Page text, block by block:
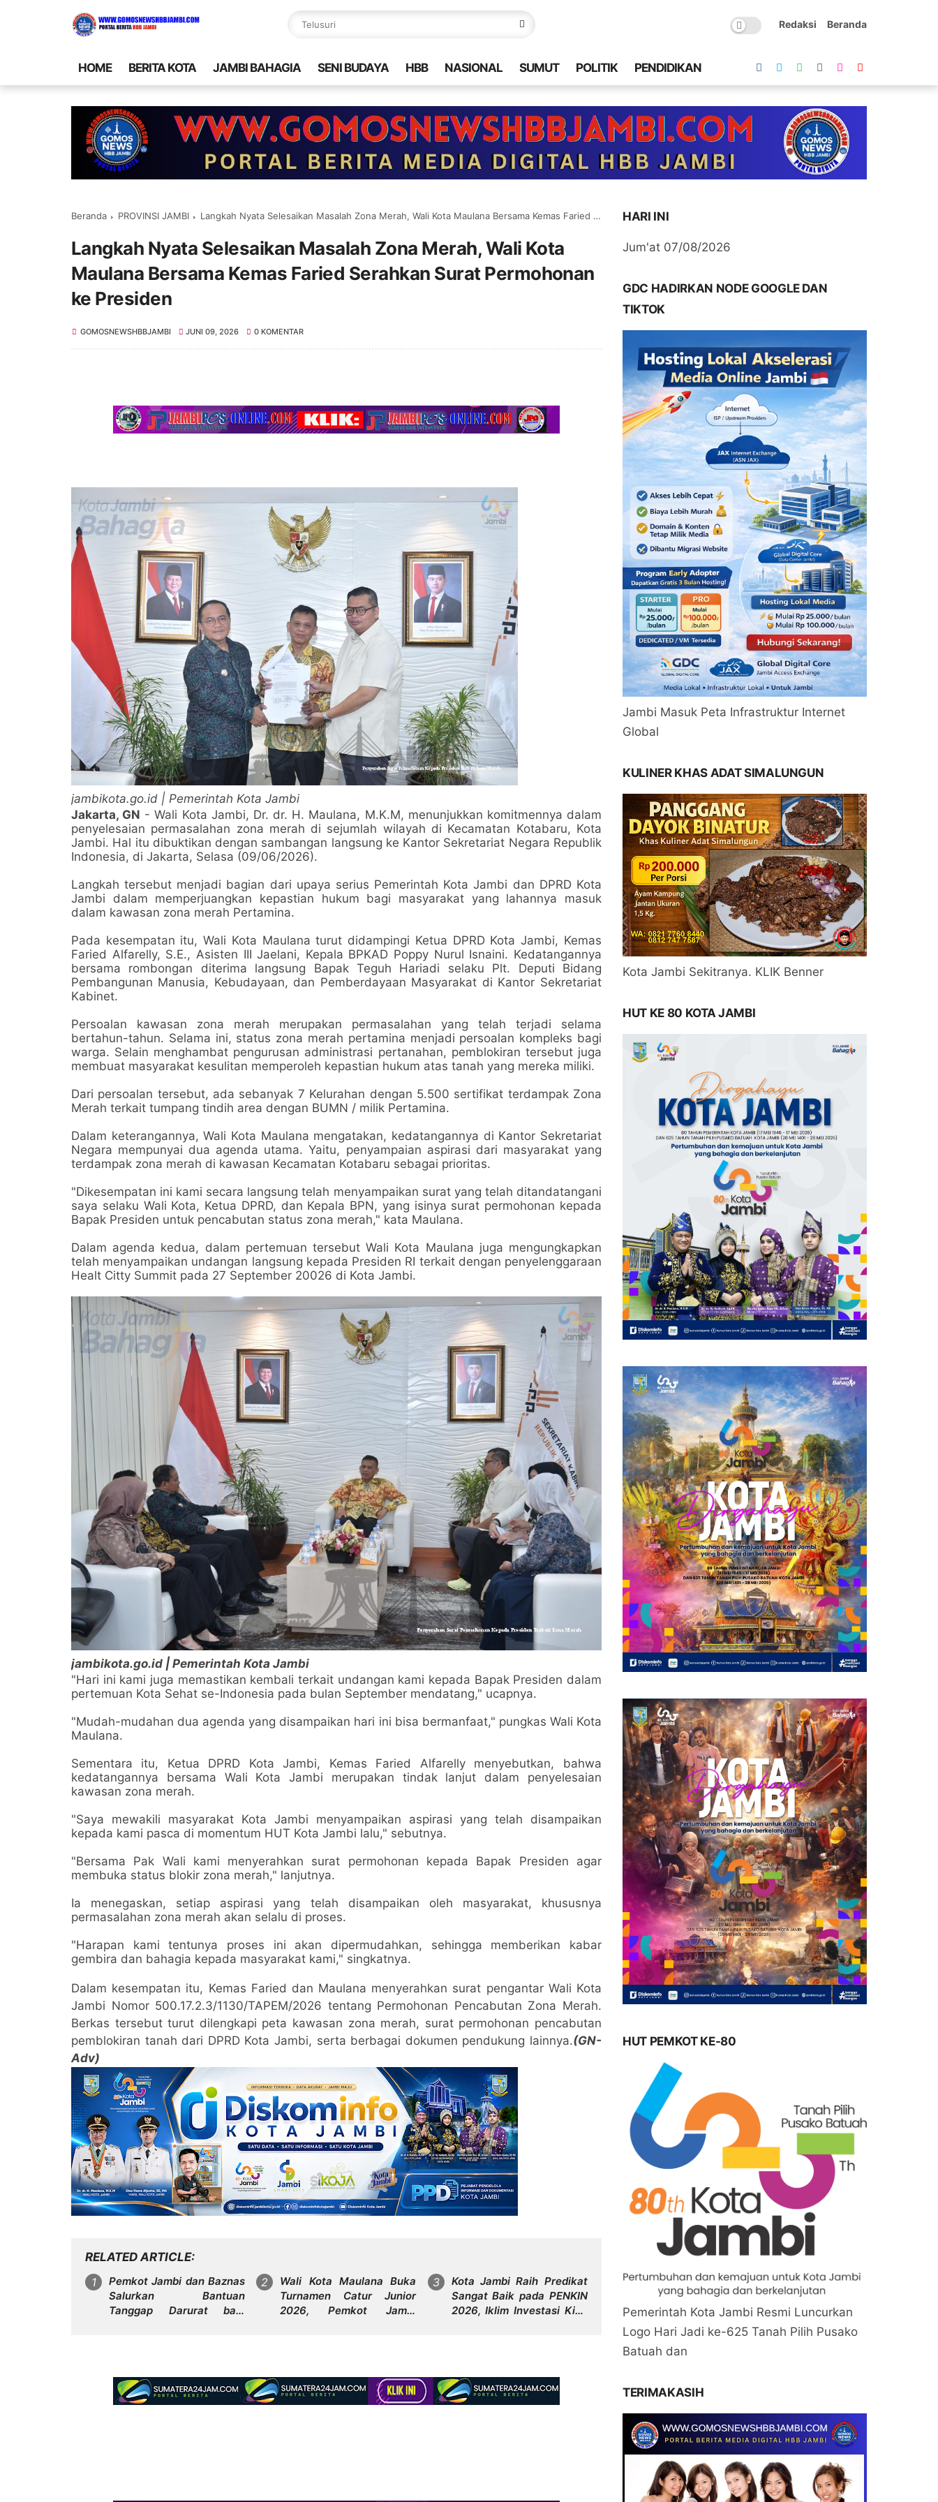
Redaksi Beranda
HOME BERITA KOTA JAMBI BAHAGIA SENI BUDAYA HBB NASIONAL SUMUT POLITIK PENDIDIKAN
Beranda PROVINSI JAMBI Langkah Nyata Selesaikan Masalah Zona Merah, Wali Kota Maulana Bersama Kemas Faried Serahkan Surat Permohonan ke Presiden
Langkah Nyata Selesaikan Masalah Zona Merah, Wali Kota
Maulana Bersama Kemas Faried Serahkan Surat Permohonan
ke Presiden
GOMOSNEWSHBBJAMBI JUNI 09, 2026 0 KOMENTAR
jambikota.go.id | Pemerintah Kota Jambi
Jakarta, GN - Wali Kota Jambi, Dr. dr. H. Maulana, M.K.M, menunjukkan komitmennya dalam
penyelesaian permasalahan zona merah di sejumlah wilayah di Kecamatan Kotabaru, Kota
Jambi. Hal itu dibuktikan dengan sambangan langsung ke Kantor Sekretariat Negara Republik
Indonesia, di Jakarta, Selasa (09/06/2026).
Langkah tersebut menjadi bagian dari upaya serius Pemerintah Kota Jambi dan DPRD Kota
Jambi dalam memperjuangkan kepastian hukum bagi masyarakat yang lahannya masuk
dalam kawasan zona merah Pertamina.
Pada kesempatan itu, Wali Kota Maulana turut didampingi Ketua DPRD Kota Jambi, Kemas
Faried Alfarelly, S.E., Asisten III Jaelani, Kepala BPKAD Poppy Nurul Isnaini. Kedatangannya
bersama rombongan diterima langsung Bapak Teguh Hariadi selaku Plt. Deputi Bidang
Pembangunan Manusia, Kebudayaan, dan Pemberdayaan Masyarakat di Kantor Sekretariat
Kabinet.
Persoalan kawasan zona merah merupakan permasalahan yang telah terjadi selama
bertahun-tahun. Selama ini, status zona merah pertamina menjadi persoalan kompleks bagi
warga. Selain menghambat pengurusan administrasi pertanahan, pemblokiran tersebut juga
membuat masyarakat kesulitan memperoleh kepastian hukum atas tanah yang mereka miliki.
Dari persoalan tersebut, ada sebanyak 7 Kelurahan dengan 5.500 sertifikat terdampak Zona
Merah terkait tumpang tindih area dengan BUMN / milik Pertamina.
Dalam keterangannya, Wali Kota Maulana mengatakan, kedatangannya di Kantor Sekretariat
Negara mempunyai dua agenda utama. Yaitu, penyampaian aspirasi dari masyarakat yang
terdampak zona merah di kawasan Kecamatan Kotabaru sebagai prioritas.
"Dikesempatan ini kami secara langsung telah menyampaikan surat yang telah ditandatangani
saya selaku Wali Kota, Ketua DPRD, dan Kepala BPN, yang isinya surat permohonan kepada
Bapak Presiden untuk pencabutan status zona merah," kata Maulana.
Dalam agenda kedua, dalam pertemuan tersebut Wali Kota Maulana juga mengungkapkan
telah menyampaikan undangan langsung kepada Presiden RI terkait dengan penyelenggaraan
Healt Citty Summit pada 27 September 20026 di Kota Jambi.
jambikota.go.id | Pemerintah Kota Jambi
"Hari ini kami juga memastikan kembali terkait undangan kami kepada Bapak Presiden dalam
pertemuan Kota Sehat se-Indonesia pada bulan September mendatang," ucapnya.
"Mudah-mudahan dua agenda yang disampaikan hari ini bisa bermanfaat," pungkas Wali Kota
Maulana.
Sementara itu, Ketua DPRD Kota Jambi, Kemas Faried Alfarelly menyebutkan, bahwa
kedatangannya bersama Wali Kota Jambi merupakan tindak lanjut dalam penyelesaian
kawasan zona merah.
"Saya mewakili masyarakat Kota Jambi menyampaikan aspirasi yang telah disampaikan
kepada kami pasca di momentum HUT Kota Jambi lalu," sebutnya.
"Bersama Pak Wali kami menyerahkan surat permohonan kepada Bapak Presiden agar
membuka status blokir zona merah," lanjutnya.
Ia menegaskan, setiap aspirasi yang telah disampaikan oleh masyarakat, khususnya
permasalahan zona merah akan selalu di proses.
"Harapan kami tentunya proses ini akan dipermudahkan, sehingga memberikan kabar
gembira dan bahagia kepada masyarakat kami," singkatnya.
Dalam kesempatan itu, Kemas Faried dan Maulana menyerahkan surat pengantar Wali Kota
Jambi Nomor 500.17.2.3/1130/TAPEM/2026 tentang Permohonan Pencabutan Zona Merah.
Berkas tersebut turut dilengkapi peta kawasan zona merah, surat permohonan pencabutan
pemblokiran tanah dari DPRD Kota Jambi, serta berbagai dokumen pendukung lainnya.(GN-
Adv)
RELATED ARTICLE
Pemkot Jambi dan Baznas
Salurkan Bantuan
Tanggap Darurat bagi
Wali Kota Maulana Buka
Turnamen Catur Junior
2026, Pemkot Jambi
Kota Jambi Raih Predikat
Sangat Baik pada PENKIN
2026, Iklim Investasi Kian
HARI INI
Jum'at 07/08/2026
GDC HADIRKAN NODE GOOGLE DAN
TIKTOK
Jambi Masuk Peta Infrastruktur Internet
Global
KULINER KHAS ADAT SIMALUNGUN
Kota Jambi Sekitranya. KLIK Benner
HUT KE 80 KOTA JAMBI
HUT PEMKOT KE-80
Pemerintah Kota Jambi Resmi Luncurkan
Logo Hari Jadi ke-625 Tanah Pilih Pusako
Batuah dan
TERIMAKASIH